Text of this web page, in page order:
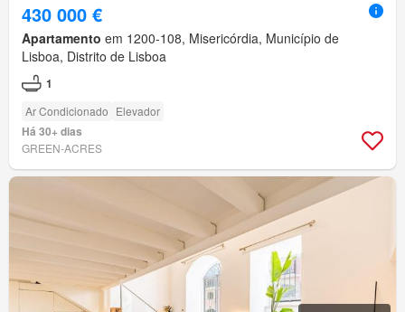
430 000 €
Apartamento em 1200-108, Misericórdia, Município de
Lisboa, Distrito de Lisboa
1
Ar Condicionado Elevador
Há 30+ dias
GREEN-ACRES